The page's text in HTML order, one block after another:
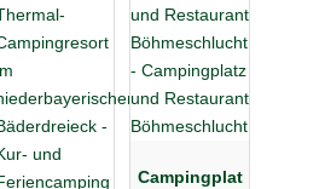
Campingplat